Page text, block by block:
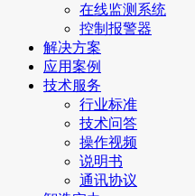
在线监测系统
控制报警器
解决方案
应用案例
技术服务
行业标准
技术问答
操作视频
说明书
通讯协议